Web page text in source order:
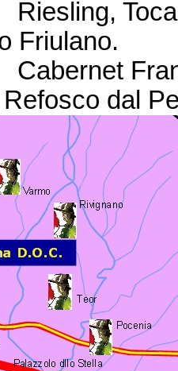
Tocai
Friulano.
Franc,
dal